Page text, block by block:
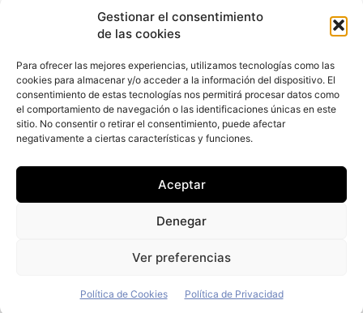
Gestionar el consentimiento
de las cookies
Para ofrecer las mejores experiencias, utilizamos tecnologías como las
cookies para almacenar y/o acceder a la información del dispositivo. El
consentimiento de estas tecnologías nos permitirá procesar datos como
el comportamiento de navegación o las identificaciones únicas en este
sitio. No consentir o retirar el consentimiento, puede afectar
negativamente a ciertas características y funciones.
Aceptar
Denegar
Ver preferencias
Política de Cookies Política de Privacidad
Descargar último ejemplar
ir a hemeroteca
+ Contenido en redes sociales
automóviles - C/ Fernández de la Hoz 70, 1ºB - 28003 - Madrid
fleetpeople@fleetpeople.es